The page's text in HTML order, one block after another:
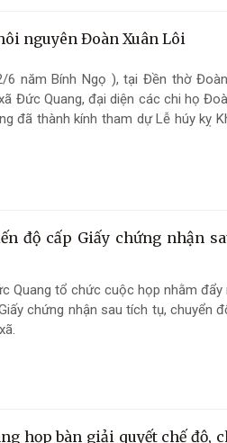
nguyên Đoàn Xuân Lôi
6 năm Bính Ngọ ), tại Đền thờ
Đức Quang, đại diện các chi họ
đã thành kính tham dự Lễ húy kỵ
độ cấp Giấy chứng nhận
Quang tổ chức cuộc họp nhằm đẩy
chứng nhận sau tích tụ, chuyển
họp bàn giải quyết chế độ,